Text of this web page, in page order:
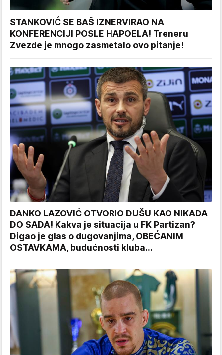
STANKOVIĆ SE BAŠ IZNERVIRAO NA
KONFERENCIJI POSLE HAPOELA! Treneru
Zvezde je mnogo zasmetalo ovo pitanje!
DANKO LAZOVIĆ OTVORIO DUŠU KAO NIKADA
DO SADA! Kakva je situacija u FK Partizan?
Digao je glas o dugovanjima, OBEĆANIM
OSTAVKAMA, budućnosti kluba...